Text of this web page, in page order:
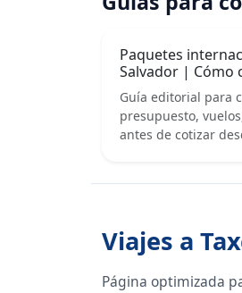
Paquetes
Salvador | Cómo
Guía editorial para
presupuesto,
antes de cotizar
Viajes a
Página optimizada